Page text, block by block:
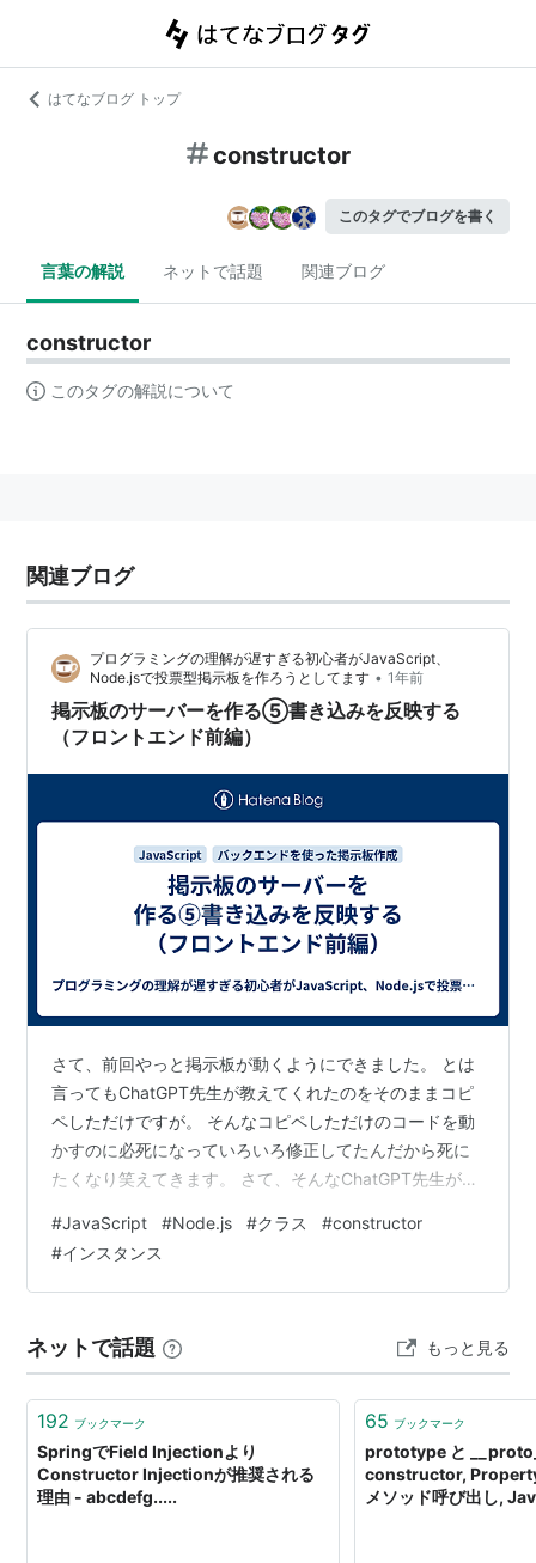
はてなブログ トップ
constructor
このタグでブログを書く
言葉の解説 ネットで話題 関連ブログ
constructor
このタグの解説について
関連ブログ
プログラミングの理解が遅すぎる初心者がJavaScript、
Node.jsで投票型掲示板を作ろうとしてます • 1年前
掲示板のサーバーを作る⑤書き込みを反映する
（フロントエンド前編）
さて、前回やっと掲示板が動くようにできました。 とは
言ってもChatGPT先生が教えてくれたのをそのままコピ
ペしただけですが。 そんなコピペしただけのコードを動
かすのに必死になっていろいろ修正してたんだから死に
たくなり笑えてきます。 さて、そんなChatGPT先生が教
フロントエンドのJavaScript、すなわちscript.jsを見てい
こうと思います。 コードはこちら。
document.getElementById('form').addEventListener('s
#JavaScript #Node.js #クラス #constructor
#インスタンス
ネットで話題 もっと見る
192 ブックマーク
SpringでField Injectionより
Constructor Injectionが推奨される
理由 - abcdefg.....
65 ブックマーク
prototype と
constructor,
メソッド呼び出し,